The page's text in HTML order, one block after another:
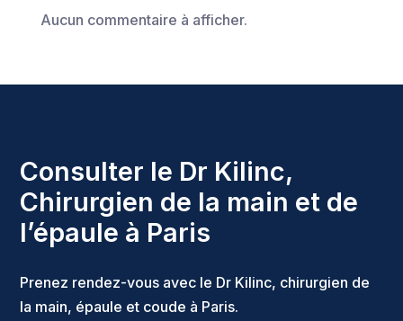
Aucun commentaire à afficher.
Consulter le Dr Kilinc,
Chirurgien de la main et de
l’épaule à Paris
Prenez rendez-vous avec le Dr Kilinc, chirurgien de
la main, épaule et coude à Paris.